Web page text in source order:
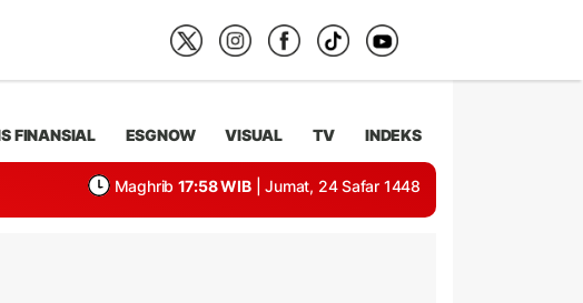
FINANSIAL ESGNOW VISUAL TV INDEKS
Maghrib 17:58 WIB | Jumat, 24 Safar 1448